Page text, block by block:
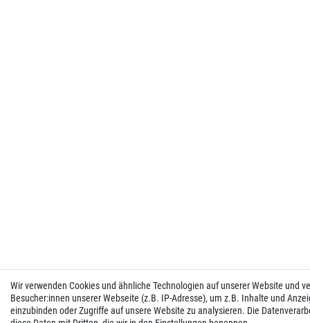
Wir verwenden Cookies und ähnliche Technologien auf unserer Website und
Besucher:innen unserer Webseite (z.B. IP-Adresse), um z.B. Inhalte und
einzubinden oder Zugriffe auf unsere Website zu analysieren. Die